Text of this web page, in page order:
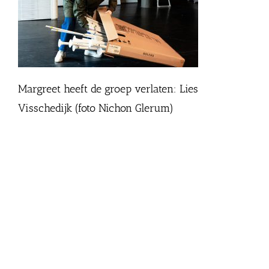
Margreet heeft de groep verlaten: Lies
Visschedijk (foto Nichon Glerum)